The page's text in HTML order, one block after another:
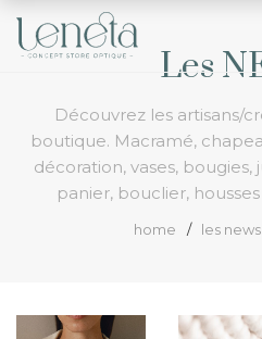
LE CONCEPT
NOTRE PHILOSOPHIE
LE CONCEPT
LA TEAM
OFFRES
NOS OFFRES 2E PAIRE
NOTRE OFFRE
ANNIVERSAIRE
hot
POUR LES KIDS
LENTILLES DE CONTACT
CONTACT
VOTRE AVIS NOUS
INTÉRESSE
Les
Découvrez les artisans/
boutique. Macramé,
décoration, vases,
panier, bouclier,
home les news